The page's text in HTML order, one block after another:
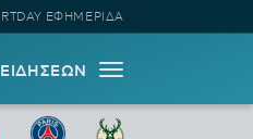
ΕΦΗΜΕΡΙΔΑ